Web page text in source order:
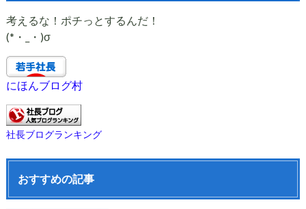
考えるな！ポチっとするんだ！
(*・_・)σ
にほんブログ村
社長ブログランキング
おすすめの記事